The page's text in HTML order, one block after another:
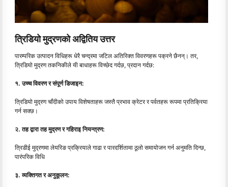
त्रिडियो मुद्रणको अद्वितिय उत्तर
पारम्परिक उत्पादन विधिहरू धेरै चन्द्रमा जटिल अतिरिक्त विवरणहरू पक्रने छैनन्। तर,
त्रिडियो मुद्रण तकनिकीले यी बाधाहरू विच्छेद गर्दछ, प्रदान गर्दछ:
१. उच्च विवरण र संपूर्ण डिजाइन:
त्रिडियो मुद्रण चाँदीको उपाय विशेषताहरू जस्तै प्रभाव क्रेटर र पर्वतहरू रूपमा प्रतिक्रिया
गर्न सक्छ।
२. तह द्वारा तह मुद्रण र गहिराइ नियन्त्रण:
त्रिडीई मुद्रणमा लेयरिङ प्रक्रियाले गाढा र पारदर्शितामा ठूलो समायोजन गर्न अनुमति दिन्छ,
पारंपरिक विधि
३. व्यक्तिगत र अनुकूलन: